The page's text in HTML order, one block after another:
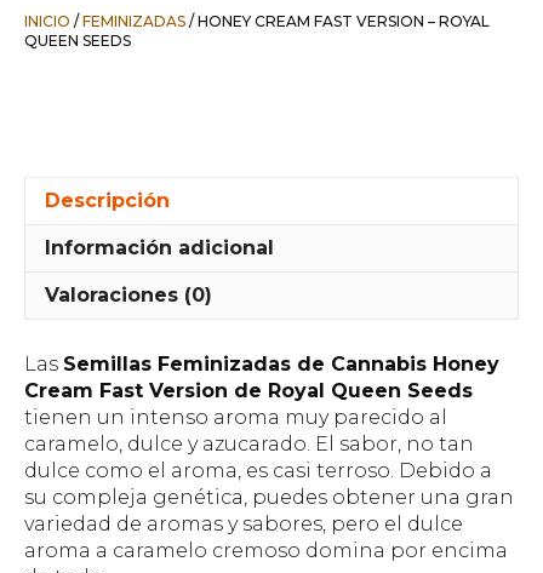
INICIO / FEMINIZADAS / HONEY CREAM FAST VERSION – ROYAL
QUEEN SEEDS
Descripción
Información adicional
Valoraciones (0)
Las Semillas Feminizadas de Cannabis Honey
Cream Fast Version de Royal Queen Seeds
tienen un intenso aroma muy parecido al
caramelo, dulce y azucarado. El sabor, no tan
dulce como el aroma, es casi terroso. Debido a
su compleja genética, puedes obtener una gran
variedad de aromas y sabores, pero el dulce
aroma a caramelo cremoso domina por encima